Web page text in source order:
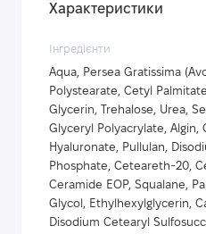
Характеристики
Інгредієнти
Aqua, Рersea Gratissima
Polystearate, Cetyl
Glycerin, Trehalose, Urea,
Glyceryl Polyacrylate, Algin,
Hyaluronate, Pullulan,
Phosphate, Ceteareth-20,
Ceramide EOP, Squalane,
Glycol, Ethylhexylglycerin,
Disodium Cetearyl